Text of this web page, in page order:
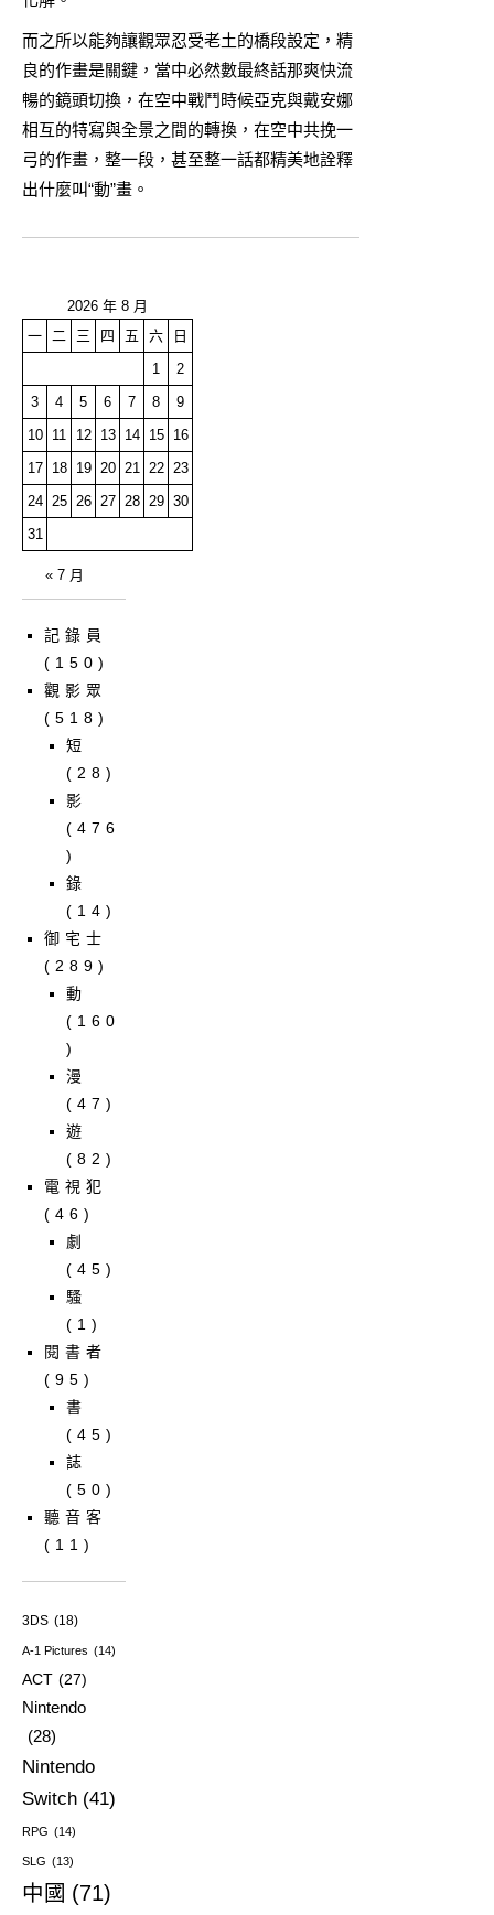
而之所以能夠讓觀眾忍受老土的橋段設定，精
良的作畫是關鍵，當中必然數最終話那爽快流
暢的鏡頭切換，在空中戰鬥時候亞克與戴安娜
相互的特寫與全景之間的轉換，在空中共挽一
弓的作畫，整一段，甚至整一話都精美地詮釋
出什麼叫“動”畫。
2026 年 8 月
一 二 三 四 五 六
日
1
2
3
4 5 6 7 8
9
10
11 12 13 14 15
16
17
18 19 20 21 22 23
24 25 26 27 28 29 30
31
« 7 月
記錄員
(150)
觀影眾
(518)
短
(28)
影
(476
)
錄
(14)
御宅士
(289)
動
(160
)
漫
(47)
遊
(82)
電視犯
(46)
劇
(45)
騷
(1)
閱書者
(95)
書
(45)
誌
(50)
聽音客
(11)
3DS (18)
A-1 Pictures (14)
ACT (27)
Nintendo
(28)
Nintendo
Switch (41)
RPG (14)
SLG (13)
中國 (71)